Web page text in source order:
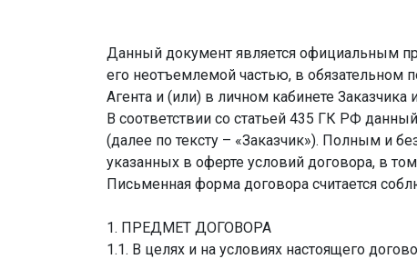
Данный документ является официальным
его неотъемлемой частью, в обязательном
Агента и (или) в личном кабинете
В соответствии со статьей 435 ГК РФ
(далее по тексту – «Заказчик»). Полным и
указанных в оферте условий договора, в
Письменная форма договора считается
1. ПРЕДМЕТ ДОГОВОРА
1.1. В целях и на условиях настоящего